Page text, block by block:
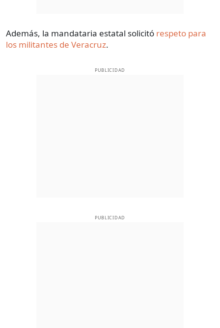
Además, la mandataria estatal solicitó respeto para
los militantes de Veracruz.
PUBLICIDAD
PUBLICIDAD